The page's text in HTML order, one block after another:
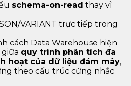
schema-on-read thay vì
VARIANT trực tiếp trong
cách Data Warehouse hiện
quy trình phân tích đa
hoạt của dữ liệu đám mây,
theo cấu trúc cứng nhắc